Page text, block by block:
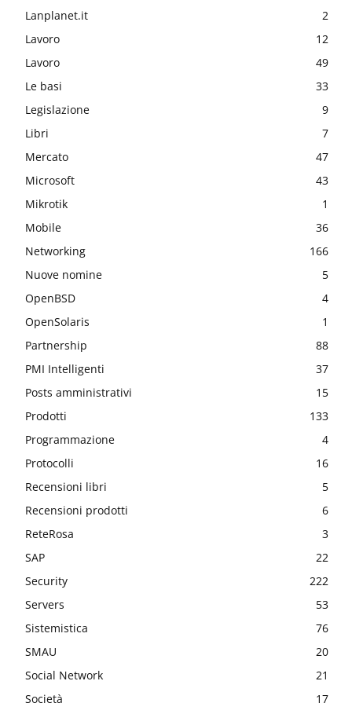
Lanplanet.it
2
Lavoro
12
Lavoro
49
Le basi
33
Legislazione
9
Libri
7
Mercato
47
Microsoft
43
Mikrotik
1
Mobile
36
Networking
166
Nuove nomine
5
OpenBSD
4
OpenSolaris
1
Partnership
88
PMI Intelligenti
37
Posts amministrativi
15
Prodotti
133
Programmazione
4
Protocolli
16
Recensioni libri
5
Recensioni prodotti
6
ReteRosa
3
SAP
22
Security
222
Servers
53
Sistemistica
76
SMAU
20
Social Network
21
Società
17